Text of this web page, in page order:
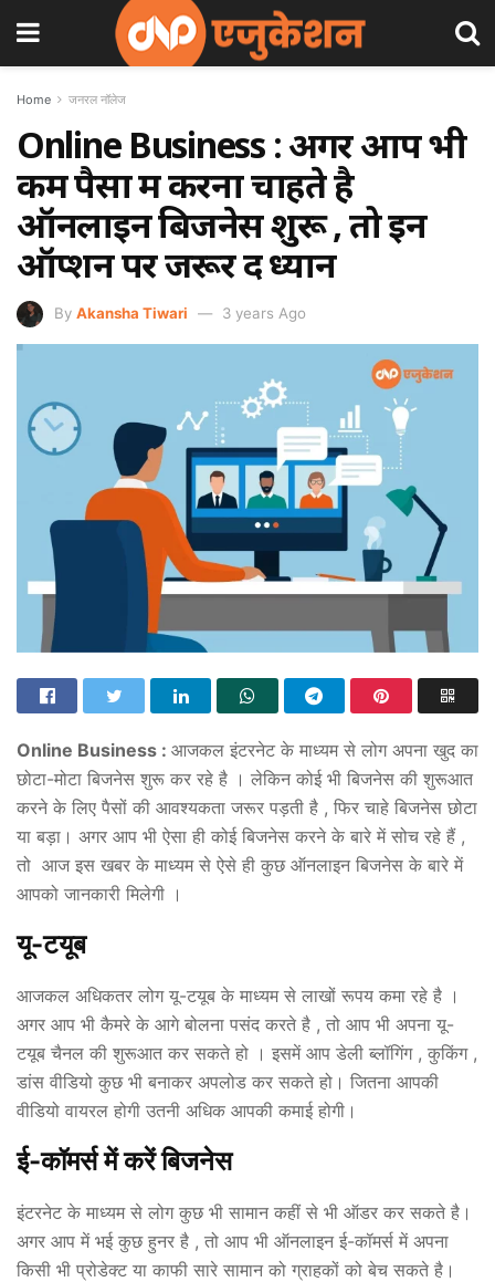
Home जनरल नॉलेज
Online Business : अगर आप भी
कम पैसों में करना चाहते है
ऑनलाइन बिजनेस शुरू , तो इन
ऑप्शन पर जरूर दें ध्यान
By Akansha Tiwari 3 years Ago
Online Business : आजकल इंटरनेट के माध्यम से लोग अपना खुद का
छोटा-मोटा बिजनेस शुरू कर रहे है । लेकिन कोई भी बिजनेस की शुरूआत
करने के लिए पैसों की आवश्यकता जरूर पड़ती है , फिर चाहे बिजनेस छोटा
या बड़ा। अगर आप भी ऐसा ही कोई बिजनेस करने के बारे में सोच रहे हैं ,
तो आज इस खबर के माध्यम से ऐसे ही कुछ ऑनलाइन बिजनेस के बारे में
आपको जानकारी मिलेगी ।
यू-टयूब
आजकल अधिकतर लोग यू-टयूब के माध्यम से लाखों रूपय कमा रहे है ।
अगर आप भी कैमरे के आगे बोलना पसंद करते है , तो आप भी अपना यू-
टयूब चैनल की शुरूआत कर सकते हो । इसमें आप डेली ब्लॉगिंग , कुकिंग ,
डांस वीडियो कुछ भी बनाकर अपलोड कर सकते हो। जितना आपकी
वीडियो वायरल होगी उतनी अधिक आपकी कमाई होगी।
ई-कॉमर्स में करें बिजनेस
इंटरनेट के माध्यम से लोग कुछ भी सामान कहीं से भी ऑडर कर सकते है।
अगर आप में भई कुछ हुनर है , तो आप भी ऑनलाइन ई-कॉमर्स में अपना
किसी भी प्रोडेक्ट या काफी सारे सामान को ग्राहकों को बेच सकते है।